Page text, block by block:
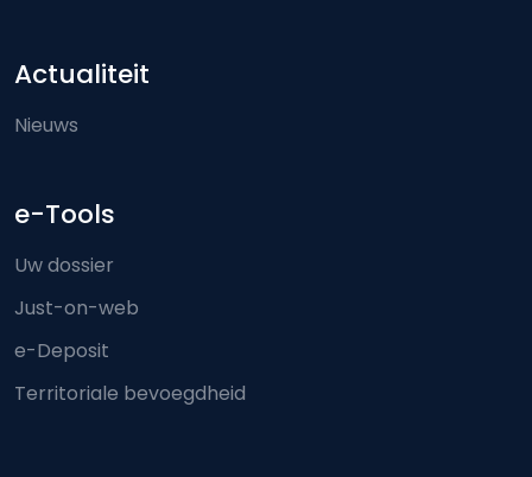
Actualiteit
Nieuws
e-Tools
Uw dossier
Just-on-web
e-Deposit
Territoriale bevoegdheid